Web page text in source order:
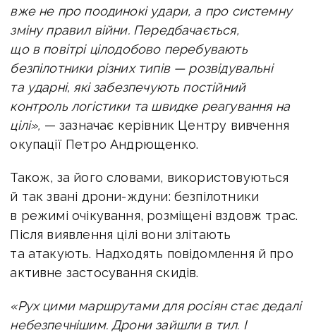
вже не про поодинокі удари, а про системну
зміну правил війни. Передбачається,
що в повітрі цілодобово перебувають
безпілотники різних типів — розвідувальні
та ударні, які забезпечують постійний
контроль логістики та швидке реагування на
цілі», — зазначає керівник Центру вивчення
окупації Петро Андрющенко.
Також, за його словами, використовуються
й так звані дрони-ждуни: безпілотники
в режимі очікування, розміщені вздовж трас.
Після виявлення цілі вони злітають
та атакують. Надходять повідомлення й про
активне застосування скидів.
«Рух цими маршрутами для росіян стає дедалі
небезпечнішим. Дрони зайшли в тил. І